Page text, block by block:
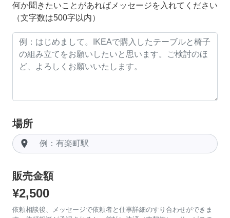
何か聞きたいことがあればメッセージを入れてください
（文字数は500字以内）
場所
room
販売金額
¥2,500
依頼相談後、メッセージで依頼者と仕事詳細のすり合わせができま